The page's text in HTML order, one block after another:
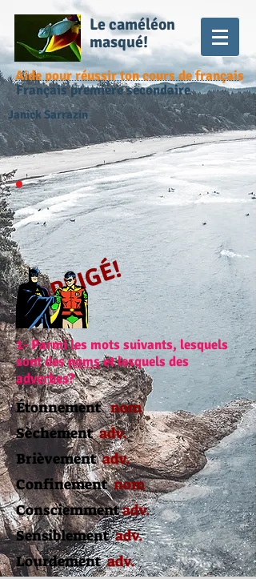
Le caméléon
masqué!
Aide pour réussir ton cours de français
Français première secondaire
Janick Sarrazin
CORRIGÉ!
1- Parmi les mots suivants, lesquels
sont desnomset lesquels des
adverbes?
Étonnementnom
Sèchementadv.
Brièvementadv.
Confinementnom
Consciemmentadv.
Sensiblementadv.
Lourdementadv.